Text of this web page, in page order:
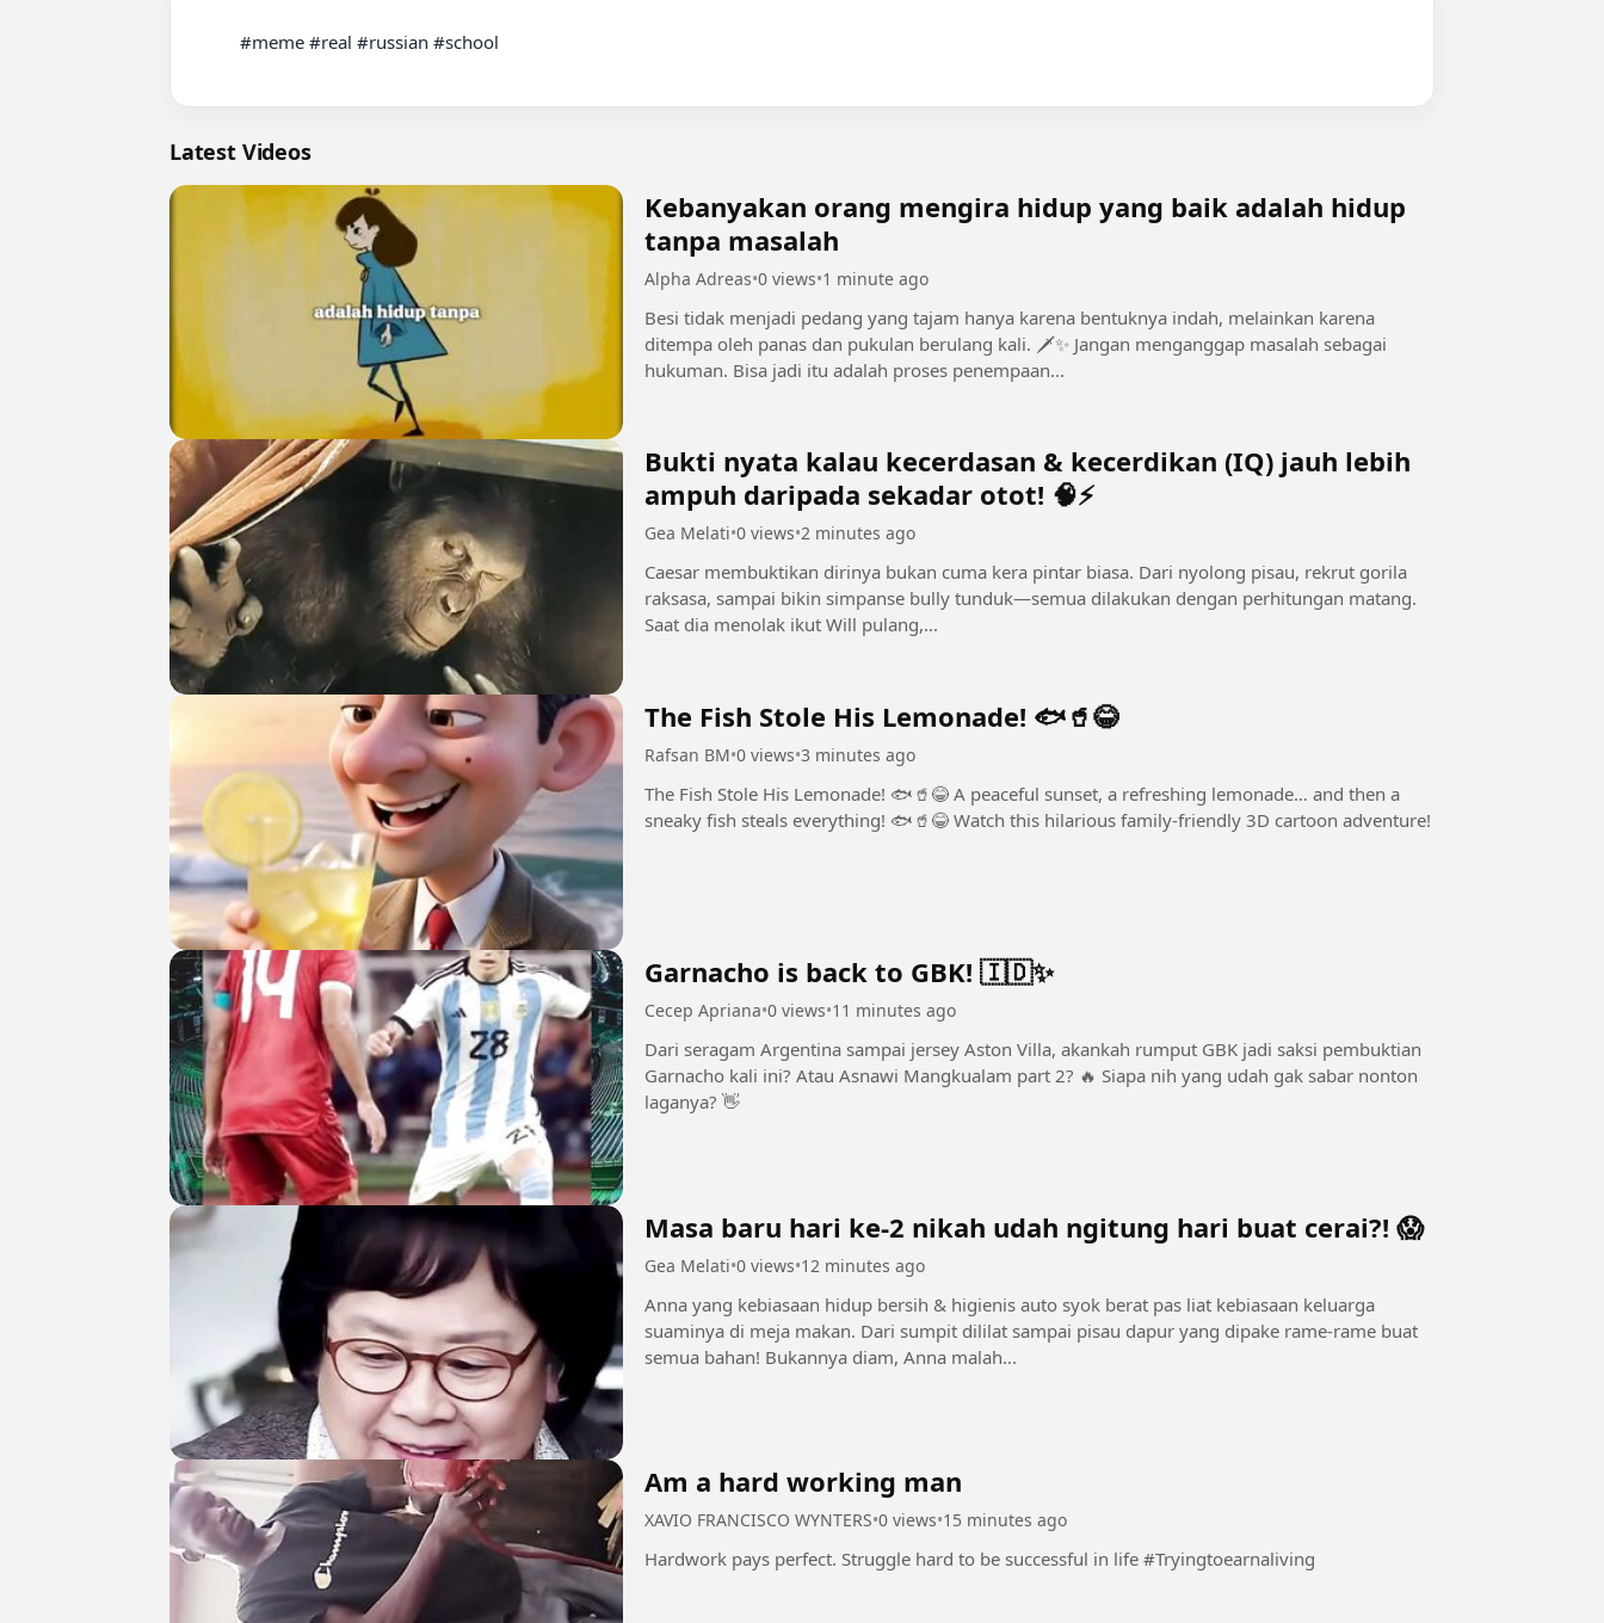
Latest Videos
Kebanyakan orang mengira hidup yang baik adalah hidup
tanpa masalah
Alpha Adreas•0 views•1 minute ago
Besi tidak menjadi pedang yang tajam hanya karena bentuknya indah, melainkan karena
ditempa oleh panas dan pukulan berulang kali. 🗡️✨ Jangan menganggap masalah sebagai
hukuman. Bisa jadi itu adalah proses penempaan...
Bukti nyata kalau kecerdasan & kecerdikan (IQ) jauh lebih
ampuh daripada sekadar otot! 🧠⚡
Gea Melati•0 views•2 minutes ago
Caesar membuktikan dirinya bukan cuma kera pintar biasa. Dari nyolong pisau, rekrut gorila
raksasa, sampai bikin simpanse bully tunduk—semua dilakukan dengan perhitungan matang.
Saat dia menolak ikut Will pulang,...
The Fish Stole His Lemonade! 🐟🥤😂
Rafsan BM•0 views•3 minutes ago
The Fish Stole His Lemonade! 🐟🥤😂 A peaceful sunset, a refreshing lemonade… and then a
sneaky fish steals everything! 🐟🥤😂 Watch this hilarious family-friendly 3D cartoon adventure!
Garnacho is back to GBK! 🇮🇩✨
Cecep Apriana•0 views•11 minutes ago
Dari seragam Argentina sampai jersey Aston Villa, akankah rumput GBK jadi saksi pembuktian
Garnacho kali ini? Atau Asnawi Mangkualam part 2? 🔥 Siapa nih yang udah gak sabar nonton
laganya? 👋
Masa baru hari ke-2 nikah udah ngitung hari buat cerai?! 😱
Gea Melati•0 views•12 minutes ago
Anna yang kebiasaan hidup bersih & higienis auto syok berat pas liat kebiasaan keluarga
suaminya di meja makan. Dari sumpit dililat sampai pisau dapur yang dipake rame-rame buat
semua bahan! Bukannya diam, Anna malah...
Am a hard working man
XAVIO FRANCISCO WYNTERS•0 views•15 minutes ago
Hardwork pays perfect. Struggle hard to be successful in life #Tryingtoearnaliving